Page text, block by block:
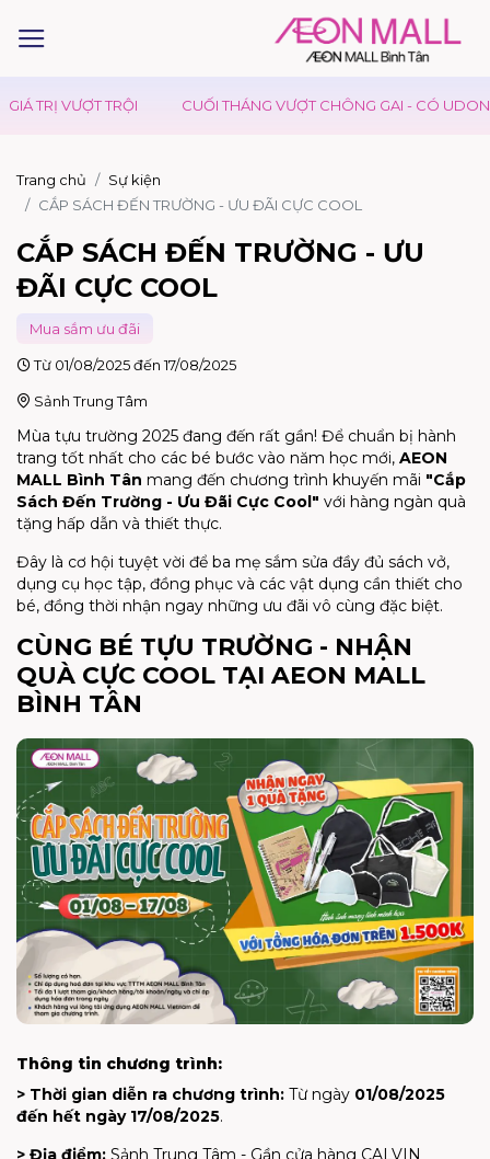
TRỊ VƯỢT TRỘI CUỐI THÁNG VƯỢT CHÔNG GAI - CÓ UDON
Trang chủ
Sự kiện
CẮP SÁCH ĐẾN TRƯỜNG - ƯU ĐÃI CỰC COOL
CẮP SÁCH ĐẾN TRƯỜNG - ƯU
ĐÃI CỰC COOL
Mua sắm ưu đãi
Từ 01/08/2025 đến 17/08/2025
Sảnh Trung Tâm
Mùa tựu trường 2025 đang đến rất gần! Để chuẩn bị hành
trang tốt nhất cho các bé bước vào năm học mới, AEON
MALL Bình Tân mang đến chương trình khuyến mãi "Cắp
Sách Đến Trường - Ưu Đãi Cực Cool" với hàng ngàn quà
tặng hấp dẫn và thiết thực.
Đây là cơ hội tuyệt vời để ba mẹ sắm sửa đầy đủ sách vở,
dụng cụ học tập, đồng phục và các vật dụng cần thiết cho
bé, đồng thời nhận ngay những ưu đãi vô cùng đặc biệt.
CÙNG BÉ TỰU TRƯỜNG - NHẬN
QUÀ CỰC COOL TẠI AEON MALL
BÌNH TÂN
Thông tin chương trình:
> Thời gian diễn ra chương trình: Từ ngày 01/08/2025
đến hết ngày 17/08/2025.
> Địa điểm: Sảnh Trung Tâm - Gần cửa hàng CALVIN